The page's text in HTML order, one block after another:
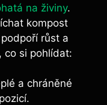
na živiny.
kompost
růst a
co si pohlídat:
a chráněné